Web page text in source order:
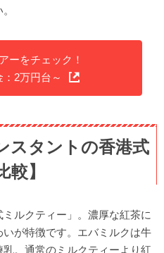
ーをチェック！
2万円台～
スタントの香港式
較】
ルクティー」。濃厚な紅茶に
いが特徴です。エバミルクは牛
。通常のミルクティーより紅